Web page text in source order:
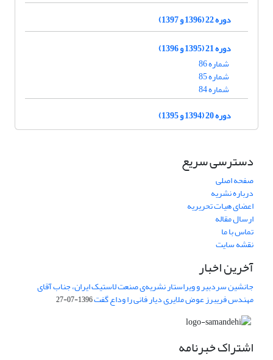
دوره 22 (1396 و 1397)
دوره 21 (1395 و 1396)
شماره 86
شماره 85
شماره 84
دوره 20 (1394 و 1395)
دسترسی سریع
صفحه اصلی
درباره نشریه
اعضای هیات تحریریه
ارسال مقاله
تماس با ما
نقشه سایت
آخرین اخبار
جانشین سردبیر و ویراستار نشریه‌ی صنعت لاستیک ایران، جناب آقای
مهندس فریبرز عوض ملایری دیار فانی را وداع گفت1396-07-27
اشتراک خبرنامه